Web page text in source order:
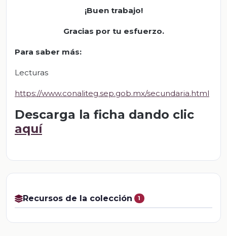
¡Buen trabajo!
Gracias por tu esfuerzo.
Para saber más:
Lecturas
https://www.conaliteg.sep.gob.mx/secundaria.html
Descarga la ficha dando clic
aquí
Recursos de la colección 1